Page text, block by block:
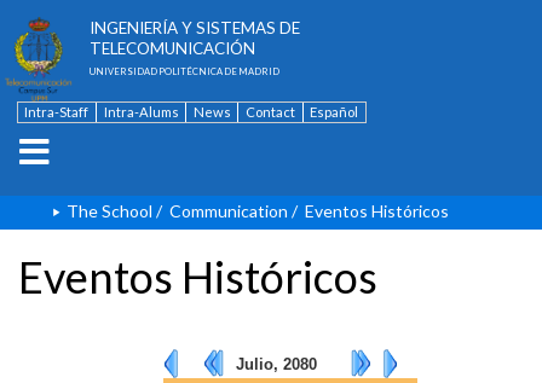
INGENIERÍA Y SISTEMAS DE
TELECOMUNICACIÓN
UNIVERSIDAD POLITÉCNICA DE MADRID
Intra-Staff Intra-Alums News Contact Español
The School / Communication / Eventos Históricos
Eventos Históricos
Julio, 2080